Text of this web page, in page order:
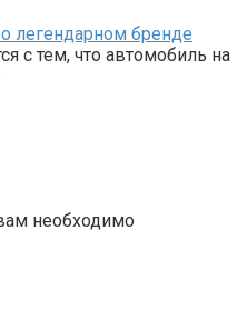
легендарном бренде
с тем, что автомобиль на
необходимо